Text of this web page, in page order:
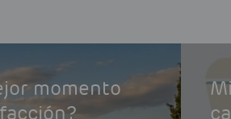
momento